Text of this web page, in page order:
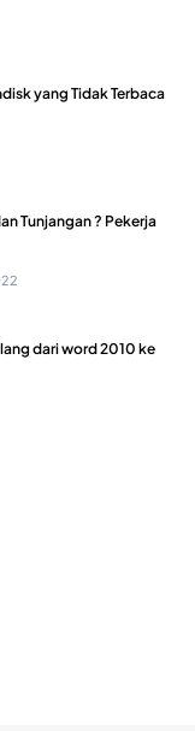
yang Tidak Terbaca
Tunjangan ? Pekerja
dari word 2010 ke